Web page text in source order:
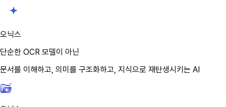
오닉스
단순한 OCR 모델이 아닌
문서를 이해하고, 의미를 구조화하고, 지식으로 재탄생시키는 AI